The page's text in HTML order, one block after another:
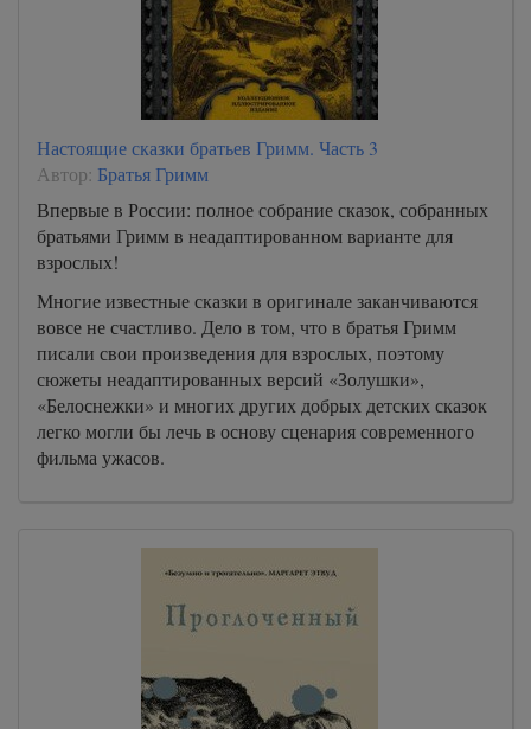
Настоящие сказки братьев Гримм. Часть 3
Автор: Братья Гримм
Впервые в России: полное собрание сказок, собранных
братьями Гримм в неадаптированном варианте для
взрослых!
Многие известные сказки в оригинале заканчиваются
вовсе не счастливо. Дело в том, что в братья Гримм
писали свои произведения для взрослых, поэтому
сюжеты неадаптированных версий «Золушки»,
«Белоснежки» и многих других добрых детских сказок
легко могли бы лечь в основу сценария современного
фильма ужасов.